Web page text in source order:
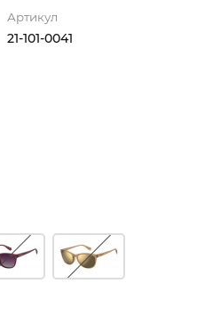
Артикул
21-101-0041